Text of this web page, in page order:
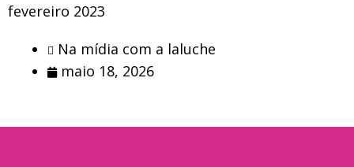
fevereiro 2023
Na mídia com a laluche
maio 18, 2026